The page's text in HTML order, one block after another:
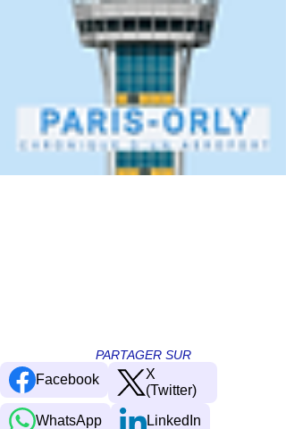
PARTAGER SUR
Facebook
X
(Twitter)
WhatsApp
LinkedIn